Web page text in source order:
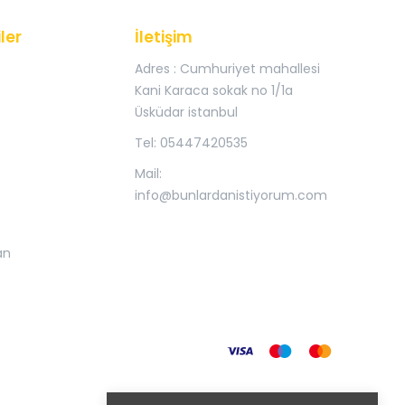
İletişim
Adres : Cumhuriyet mahallesi
Kani Karaca sokak no 1/1a
Üsküdar istanbul
Tel: 05447420535
Mail:
info@bunlardanistiyorum.com